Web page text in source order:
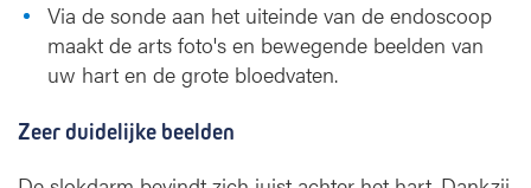
Via de sonde aan het uiteinde van de endoscoop
maakt de arts foto's en bewegende beelden van
uw hart en de grote bloedvaten.
Zeer duidelijke beelden